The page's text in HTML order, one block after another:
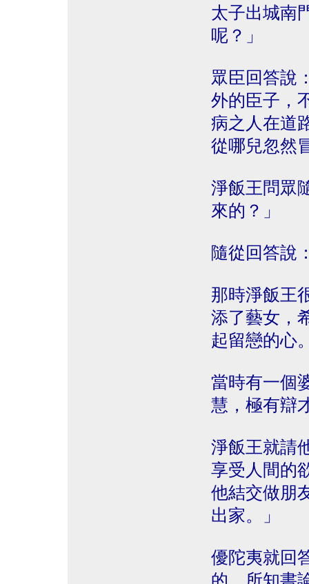
太子出城南
呢？」
眾臣回答說
外的臣子，
病之人在道
從哪兒忽然
淨飯王問眾
來的？」
隨從回答說
那時淨飯王
添了藝女，
起留戀的心
當時有一個
慧，極有辯
淨飯王就請
享受人間的
他結交做朋
出家。」
優陀夷就回
的，所知書